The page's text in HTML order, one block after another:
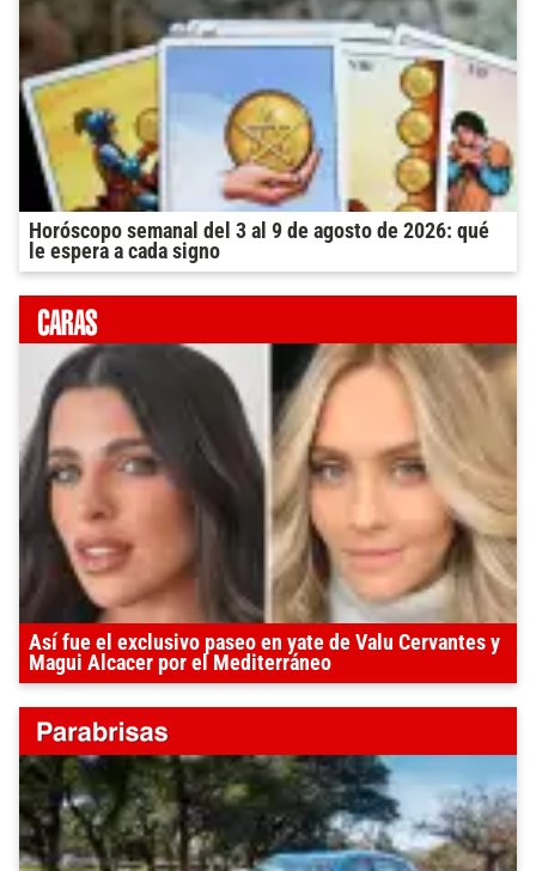
Horóscopo semanal del 3 al 9 de agosto de 2026: qué
le espera a cada signo
Así fue el exclusivo paseo en yate de Valu Cervantes y
Magui Alcacer por el Mediterráneo